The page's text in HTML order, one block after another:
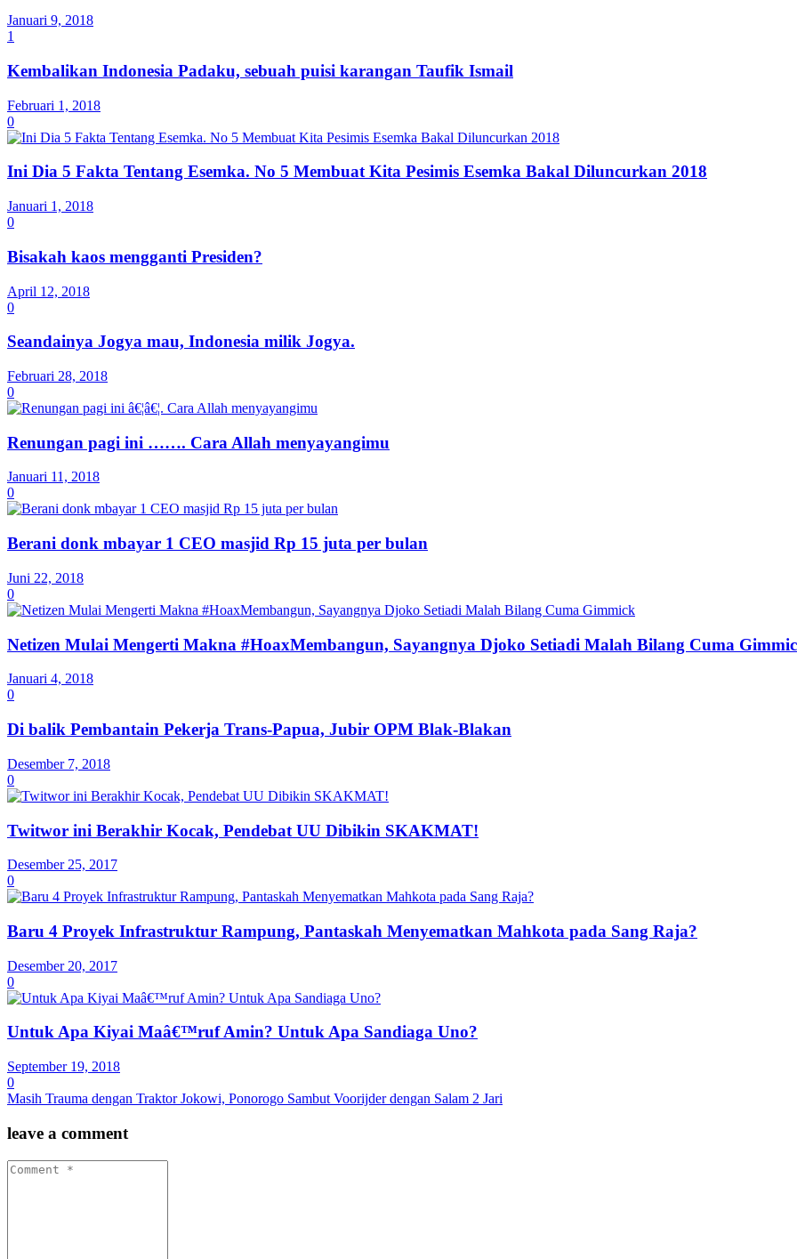
Januari 9, 2018
1
Kembalikan Indonesia Padaku, sebuah puisi karangan Taufik Ismail
Februari 1, 2018
0
Ini Dia 5 Fakta Tentang Esemka. No 5 Membuat Kita Pesimis Esemka Bakal Diluncurkan 2018
Januari 1, 2018
0
Bisakah kaos mengganti Presiden?
April 12, 2018
0
Seandainya Jogya mau, Indonesia milik Jogya.
Februari 28, 2018
0
Renungan pagi ini ……. Cara Allah menyayangimu
Januari 11, 2018
0
Berani donk mbayar 1 CEO masjid Rp 15 juta per bulan
Juni 22, 2018
0
Netizen Mulai Mengerti Makna #HoaxMembangun, Sayangnya Djoko Setiadi Malah Bilang Cuma
Januari 4, 2018
0
Di balik Pembantain Pekerja Trans-Papua, Jubir OPM Blak-Blakan
Desember 7, 2018
0
Twitwor ini Berakhir Kocak, Pendebat UU Dibikin SKAKMAT!
Desember 25, 2017
0
Baru 4 Proyek Infrastruktur Rampung, Pantaskah Menyematkan Mahkota pada Sang Raja?
Desember 20, 2017
0
Untuk Apa Kiyai Maâ€™ruf Amin? Untuk Apa Sandiaga Uno?
September 19, 2018
0
Masih Trauma dengan Traktor Jokowi, Ponorogo Sambut Voorijder dengan Salam 2 Jari
leave a comment